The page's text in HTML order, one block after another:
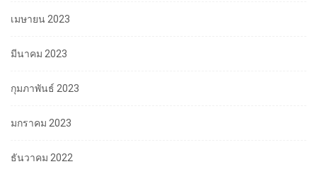
เมษายน 2023
มีนาคม 2023
กุมภาพันธ์ 2023
มกราคม 2023
ธันวาคม 2022